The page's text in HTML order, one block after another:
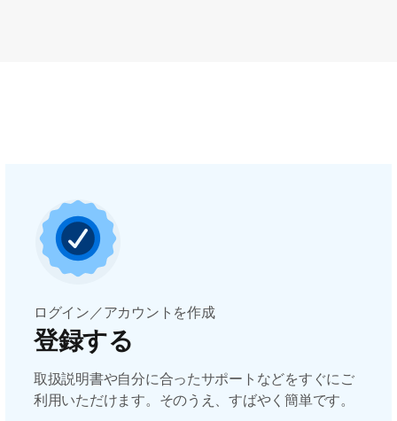
ログイン／アカウントを作成
登録する
取扱説明書や自分に合ったサポートなどをすぐにご
利用いただけます。そのうえ、すばやく簡単です。